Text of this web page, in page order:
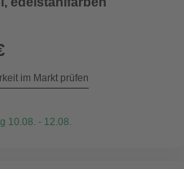
im Markt prüfen
10.08. - 12.08.